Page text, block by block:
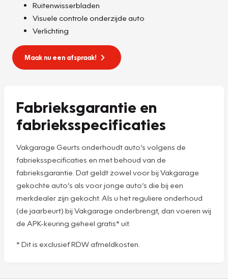
Ruitenwisserbladen
Visuele controle onderzijde auto
Verlichting
Maak nu een afspraak!
Fabrieksgarantie en
fabrieksspecificaties
Vakgarage Geurts onderhoudt auto’s volgens de
fabrieksspecificaties en met behoud van de
fabrieksgarantie. Dat geldt zowel voor bij Vakgarage
gekochte auto’s als voor jonge auto’s die bij een
merkdealer zijn gekocht. Als u het reguliere onderhoud
(de jaarbeurt) bij Vakgarage onderbrengt, dan voeren wij
de APK-keuring geheel gratis* uit.
* Dit is exclusief RDW afmeldkosten.